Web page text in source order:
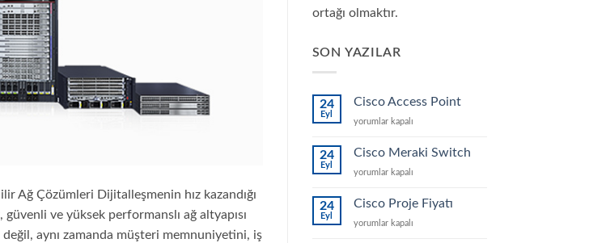
Çözümleri Dijitalleşmenin hız kazandığı
ve yüksek performanslı ağ altyapısı
aynı zamanda müşteri memnuniyetini, iş
ortağı olmaktır.
SON YAZILAR
24
Eyl
Cisco Access Point
Cisco
Point
yorumlar kapalı
24
Eyl
Cisco Meraki Switch
Cisco
Switch
yorumlar kapalı
24
Eyl
Cisco Proje Fiyatı
Cisco
yorumlar kapalı